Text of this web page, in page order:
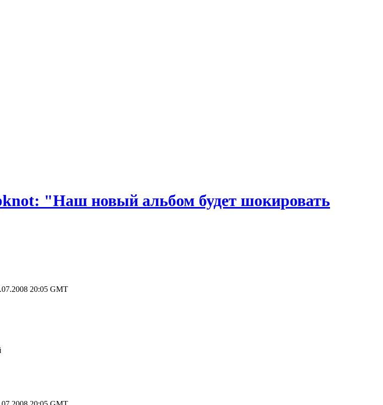
"Наш новый альбом будет шокировать
20:05 GMT